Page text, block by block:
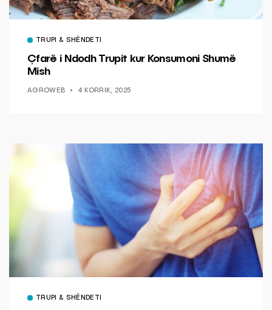
TRUPI & SHËNDETI
Çfarë i Ndodh Trupit kur Konsumoni Shumë
Mish
AGROWEB 4 KORRIK, 2025
TRUPI & SHËNDETI